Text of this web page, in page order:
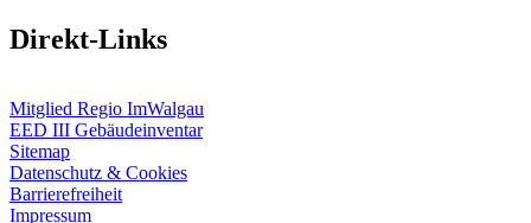
Direkt-Links
Mitglied Regio ImWalgau
EED III Gebäudeinventar
Sitemap
Datenschutz & Cookies
Barrierefreiheit
Impressum